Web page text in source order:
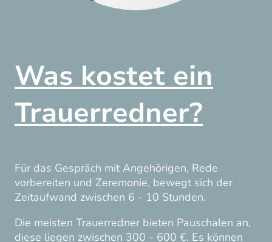
Was kostet ein
Trauerredner?
Für das Gespräch mit Angehörigen, Rede
vorbereiten und Zeremonie, bewegt sich der
Zeitaufwand zwischen 6 - 10 Stunden.
Die meisten Trauerredner bieten Pauschalen an,
diese liegen zwischen 300 - 600 €. Es können